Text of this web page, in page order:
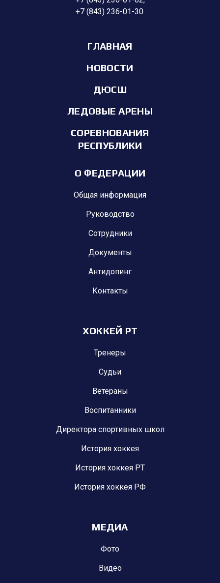
+7 (843) 236-01-30
ГЛАВНАЯ
НОВОСТИ
ДЮСШ
ЛЕДОВЫЕ АРЕНЫ
СОРЕВНОВАНИЯ
РЕСПУБЛИКИ
О ФЕДЕРАЦИИ
Общая информация
Руководство
Сотрудники
Документы
Антидопинг
Контакты
ХОККЕЙ РТ
Тренеры
Судьи
Ветераны
Воспитанники
Директора спортивных школ
История хоккея
История хоккея РТ
История хоккея РФ
МЕДИА
Фото
Видео